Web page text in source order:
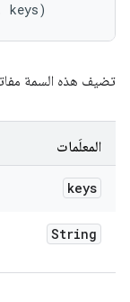
keys)
تضيف هذه السمة
المعلَمات
keys
String